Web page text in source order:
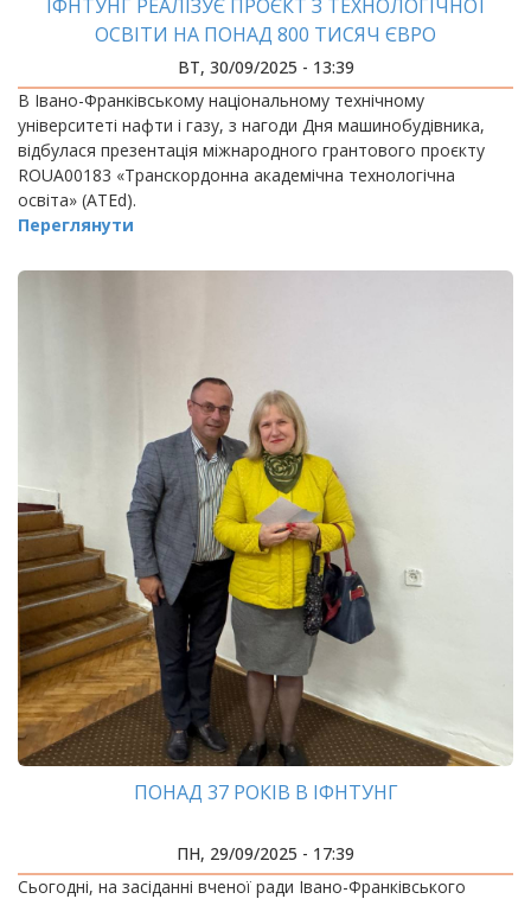
ІФНТУНГ РЕАЛІЗУЄ ПРОЄКТ З ТЕХНОЛОГІЧНОЇ
ОСВІТИ НА ПОНАД 800 ТИСЯЧ ЄВРО
ВТ, 30/09/2025 - 13:39
В Івано-Франківському національному технічному
університеті нафти і газу, з нагоди Дня машинобудівника,
відбулася презентація міжнародного грантового проєкту
ROUA00183 «Транскордонна академічна технологічна
освіта» (ATEd).
Переглянути
ПОНАД 37 РОКІВ В ІФНТУНГ
ПН, 29/09/2025 - 17:39
Сьогодні, на засіданні вченої ради Івано-Франківського